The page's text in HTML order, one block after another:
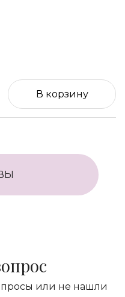
В корзину
или не нашли